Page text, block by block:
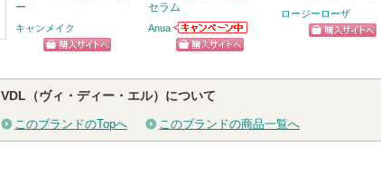
り
録
さ
れ
ー
キャンメイク
グサイトへ
セラム
Anua
Anuaからのお知
らせがあります
ロージーローザ
VDL（ヴィ・ディー・エル）について
このブランドのTopへ このブランドの商品一覧へ